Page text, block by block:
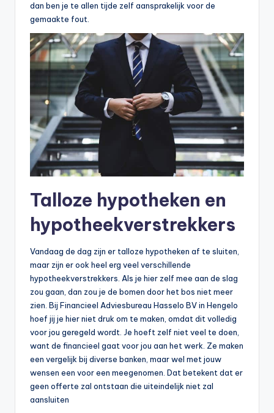
dan ben je te allen tijde zelf aansprakelijk voor de
gemaakte fout.
Talloze hypotheken en
hypotheekverstrekkers
Vandaag de dag zijn er talloze hypotheken af te sluiten,
maar zijn er ook heel erg veel verschillende
hypotheekverstrekkers. Als je hier zelf mee aan de slag
zou gaan, dan zou je de bomen door het bos niet meer
zien. Bij Financieel Adviesbureau Hasselo BV in Hengelo
hoef jij je hier niet druk om te maken, omdat dit volledig
voor jou geregeld wordt. Je hoeft zelf niet veel te doen,
want de financieel gaat voor jou aan het werk. Ze maken
een vergelijk bij diverse banken, maar wel met jouw
wensen een voor een meegenomen. Dat betekent dat er
geen offerte zal ontstaan die uiteindelijk niet zal
aansluiten